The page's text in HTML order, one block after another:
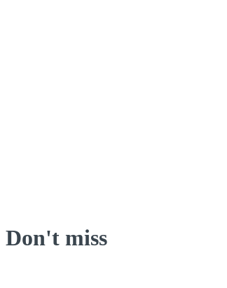
Don't miss